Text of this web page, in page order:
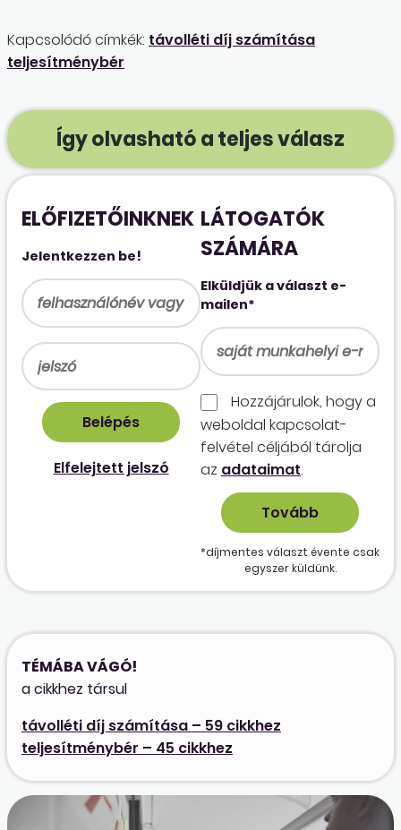
Kapcsolódó címkék: távolléti díj számítása
teljesítménybér
Így olvasható a teljes válasz
ELŐFIZETŐINKNEK
Jelentkezzen be!
Elfelejtett jelszó
LÁTOGATÓK
SZÁMÁRA
Elküldjük a választ e-
mailen*
Hozzájárulok, hogy a
weboldal kapcso­lat­
felvétel céljából tárolja
az adataimat.
*díjmentes választ évente csak
egyszer küldünk.
TÉMÁBA VÁGÓ!
a cikkhez társul
távolléti díj számítása – 59 cikkhez
teljesítménybér – 45 cikkhez